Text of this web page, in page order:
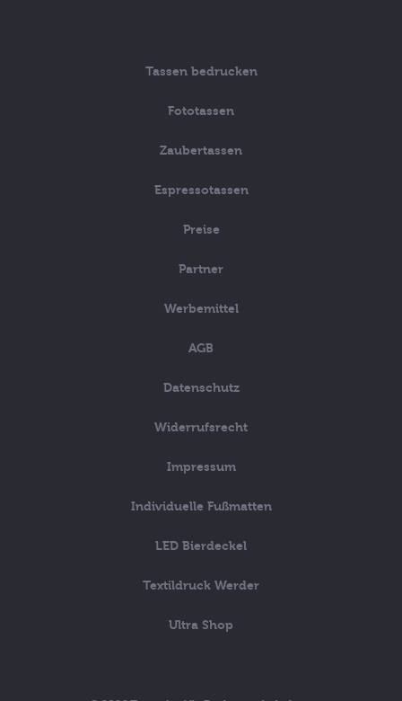
Tassen bedrucken
Fototassen
Zaubertassen
Espressotassen
Preise
Partner
Werbemittel
AGB
Datenschutz
Widerrufsrecht
Impressum
Individuelle Fußmatten
LED Bierdeckel
Textildruck Werder
Ultra Shop